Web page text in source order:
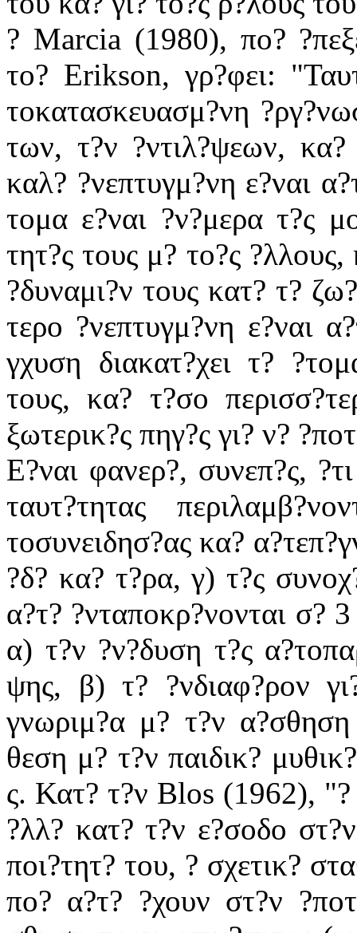
? Marcia (1980), πο?
το? Erikson, γρ?φει:
τοκατασκευασμ?νη
των, τ?ν ?ντιλ?ψεων, κα?
καλ? ?νεπτυγμ?νη ε?ναι
τομα ε?ναι ?ν?μερα τ?ς
τητ?ς τους μ? το?ς
?δυναμι?ν τους κατ? τ?
τερο ?νεπτυγμ?νη ε?ναι
γχυση διακατ?χει τ?
τους, κα? τ?σο
ξωτερικ?ς πηγ?ς γι? ν?
Ε?ναι φανερ?, συνεπ?ς,
ταυτ?τητας
τοσυνειδησ?ας κα?
?δ? κα? τ?ρα, γ) τ?ς
α?τ? ?νταποκρ?νονται σ? 3
α) τ?ν ?ν?δυση τ?ς
ψης, β) τ? ?νδιαφ?ρον
γνωριμ?α μ? τ?ν
θεση μ? τ?ν παιδικ?
ς. Κατ? τ?ν Blos (1962), "?
?λλ? κατ? τ?ν ε?σοδο
ποι?τητ? του, ? σχετικ?
πο? α?τ? ?χουν στ?ν